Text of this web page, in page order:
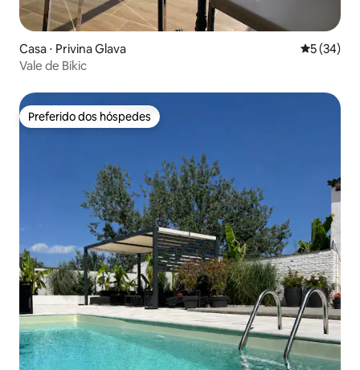
Casa ⋅ Privina Glava 5 de uma
5 (34)
Vale de Bikic
Preferido dos hóspedes
Preferido dos hóspedes